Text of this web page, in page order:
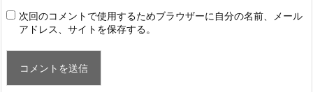
次回のコメントで使用するためブラウザーに自分の名前、メール
アドレス、サイトを保存する。